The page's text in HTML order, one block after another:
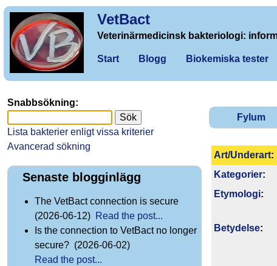
VetBact
Veterinärmedicinsk bakteriologi:
Start Blogg Biokemiska tester
Fylum
Art/Underart:
Kategorier:
Etymologi:
Betydelse:
Snabbsökning:
Lista bakterier enligt vissa kriterier
Avancerad sökning
Senaste blogginlägg
The VetBact connection is secure
(2026-06-12) Read the post...
Is the connection to VetBact no longer
secure? (2026-06-02)
Read the post...